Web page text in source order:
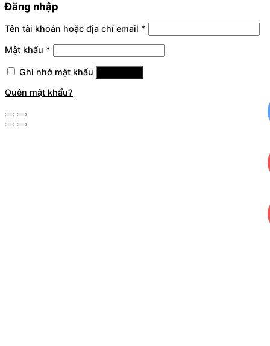
Đăng nhập
Tên tài khoản hoặc địa chỉ email *
Mật khẩu *
Ghi nhớ mật khẩu
Quên mật khẩu?